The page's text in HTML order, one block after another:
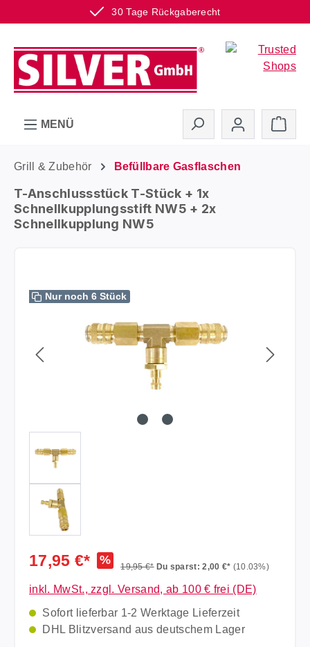
30 Tage Rückgaberecht
Zum Hauptinhalt springen
MENÜ
Grill & Zubehör Befüllbare Gasflaschen
T-Anschlussstück T-Stück + 1x
Schnellkupplungsstift NW5 + 2x
Schnellkupplung NW5
Nur noch 6 Stück
17,95 €* % 19,95 €* Du sparst: 2,00 €* (10.03%)
inkl. MwSt., zzgl. Versand, ab 100 € frei (DE)
Sofort lieferbar 1-2 Werktage Lieferzeit
DHL Blitzversand aus deutschem Lager